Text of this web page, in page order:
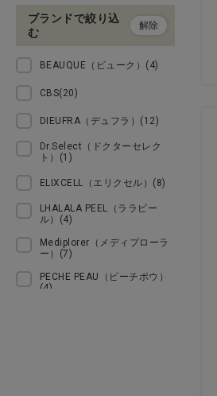
オーラルケア
コットン・ガーゼ・綿棒
インテリア・家具
ヘルスケア・セルフケア
ブランドで絞り込
む
解除
BEAUQUE（ビューク）(4)
CBS(20)
DIEUFRA（デュフラ）(12)
Dr.Select（ドクターセレク
ト）(1)
ELIXCELL（エリクセル）(8)
LHALALA PEEL（ララピー
ル）(4)
Mediplorer（メディプローラ
ー）(7)
PECHE PEAU（ピーチポウ）
(4)